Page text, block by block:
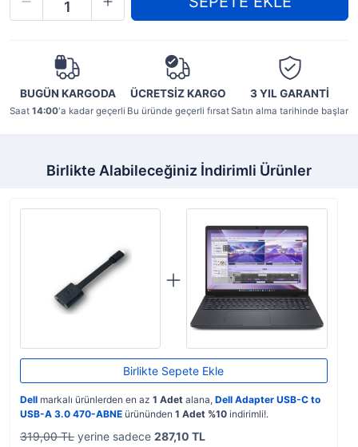
BUGÜN KARGODA
Saat 14:00'a kadar geçerli
ÜCRETSİZ KARGO
Bu üründe geçerli fırsat
3 YILGARANTİ
Satın alma tarihinde başlar
Birlikte Alabileceğiniz İndirimli Ürünler
Birlikte Sepete Ekle
Dell markalı ürünlerden en az 1 Adet alana, Dell Adapter USB-C to
USB-A 3.0 470-ABNE ürününden 1 Adet %10 indirimli!.
319,00 TL yerine sadece 287,10 TL